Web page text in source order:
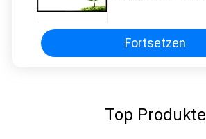
300V T 4A 5A CQC
Fortsetzen
Top Produkte